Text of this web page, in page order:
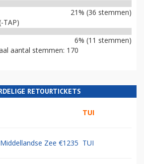
21% (36 stemmen)
TAP)
6% (11 stemmen)
aantal stemmen: 170
RETOURTICKETS
TUI
Zee €1235 TUI